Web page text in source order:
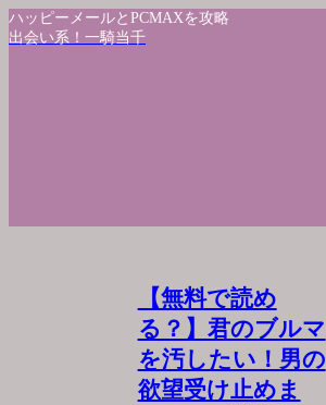
ハッピーメールとPCMAXを攻略
出会い系！一騎当千
【無料で読め
る？】君のブルマ
を汚したい！男の
欲望受け止めま